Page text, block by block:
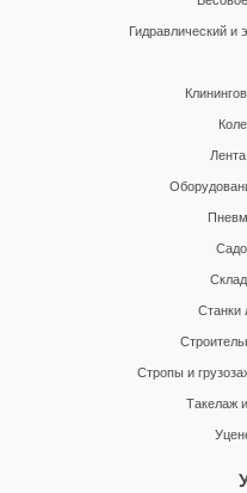
Гидравлический и
Станки
Стропы и
Такелаж